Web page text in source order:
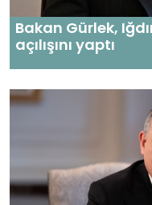
Bakan Gürlek,
açılışını yaptı